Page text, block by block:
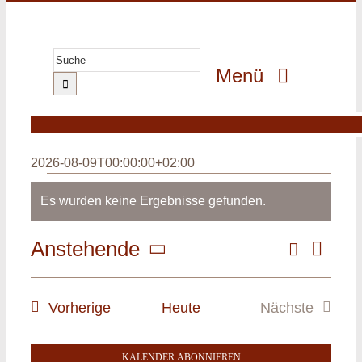
springen
Suche
nach:
Menü
GeoGenuss
MultiMedia
2026-08-09T00:00:00+02:00
Veranstaltungen
Hinweis
Es wurden keine Ergebnisse gefunden.
und
Suche
Liste
Anstehende
Datum
VorherigeVeranstaltungen
Heute
Nächste
KALENDER ABONNIEREN